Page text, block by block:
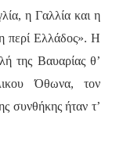
η Γαλλία και η
περί Ελλάδος». Η
της Βαυαρίας θ’
Όθωνα, τον
συνθήκης ήταν τ’